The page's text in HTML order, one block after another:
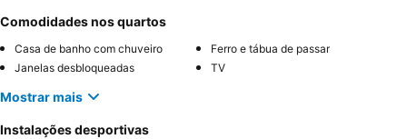
Comodidades nos quartos
Casa de banho com chuveiro
Ferro e tábua de passar
Janelas desbloqueadas
TV
Mostrar mais
Instalações desportivas